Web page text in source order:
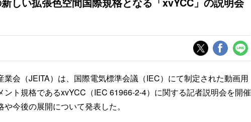
業会（JEITA）は、国際電気標準会議（IEC）にて制定された動画用
ント規格であるxvYCC（IEC 61966-2-4）に関する記者説明会を開催
今後の展開について発表した。